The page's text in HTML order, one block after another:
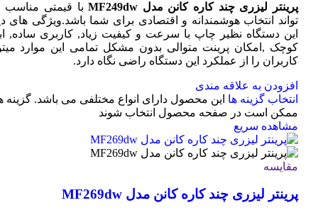
پرینتر لیزری چند کاره کانن مدل MF249dw
با قیمتی
تواند انتخاب هوشمندانه و اقتصادی برای شما باشد.ویژگی های
این دستگاه نظیر چاپ با سرعت و کیفیت زیاد, کاربری ساده,
کوچک ,امکان پرینت متوالی بدون مشکل تمامی این موارد
کاربران را از عملکرد این دستگاه راضی نگاه دارد.
افزودن به علاقه مندی
انتخاب گزینه ها این محصول دارای انواع مختلفی می باشد. گزینه
ممکن است در صفحه محصول انتخاب شوند
مشاهده سریع
مقایسه
پرینتر لیزری چند کاره کانن مدل MF269dw